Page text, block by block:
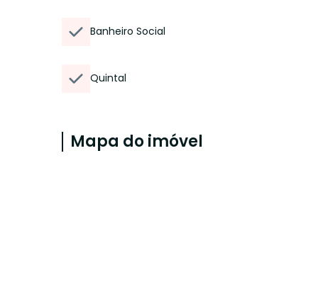
Banheiro Social
Quintal
Mapa do imóvel